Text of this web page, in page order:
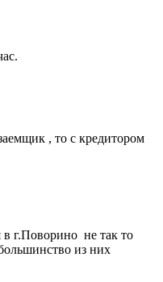
, то с кредитором
в г.Поворино не так то
из них